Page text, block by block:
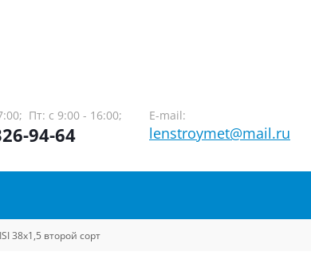
Пт: с 9:00 - 16:00;
94-64
E-mail:
lenstroymet@mail.ru
38х1,5 второй сорт